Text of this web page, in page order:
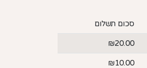
סכום תשלום
₪20.00
₪10.00